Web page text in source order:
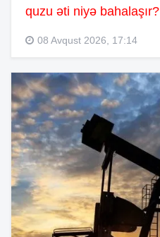
quzu əti niyə bahalaşır?
08 Avqust 2026, 17:14